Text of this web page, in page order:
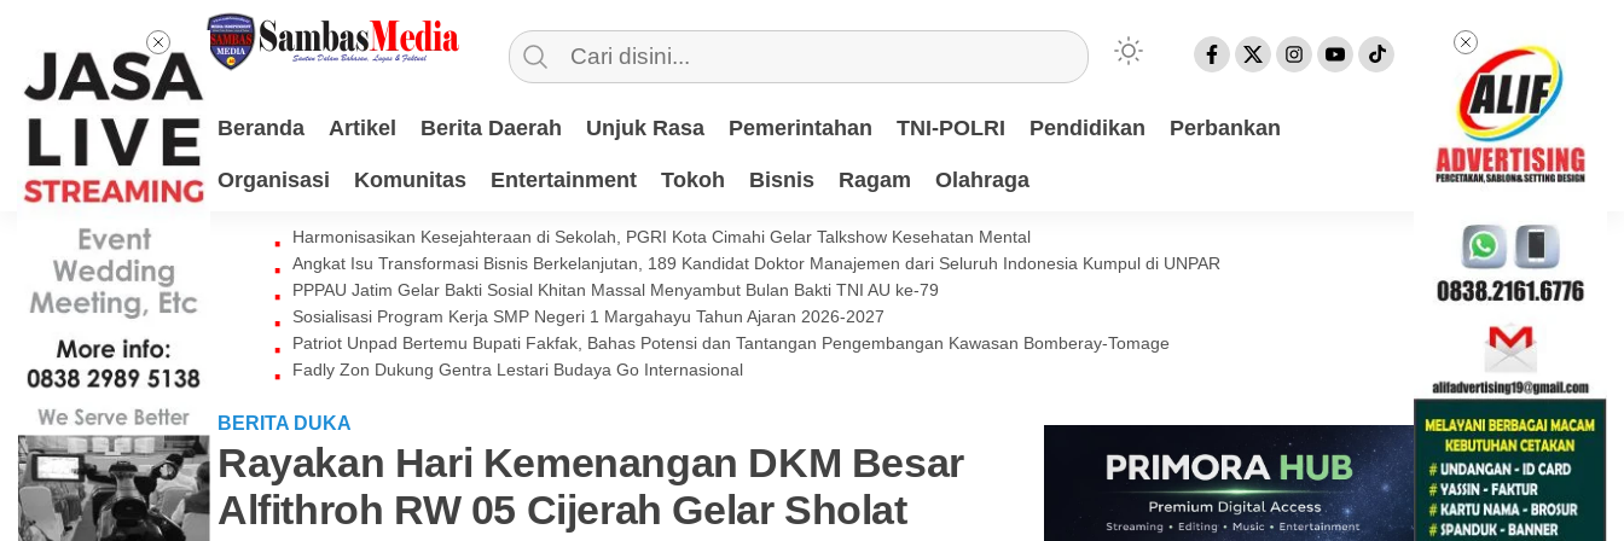
Beranda Artikel Berita Daerah Unjuk Rasa Pemerintahan TNI-POLRI Pendidikan Perbankan
Organisasi Komunitas Entertainment Tokoh Bisnis Ragam Olahraga
Harmonisasikan Kesejahteraan di Sekolah, PGRI Kota Cimahi Gelar Talkshow Kesehatan Mental
Angkat Isu Transformasi Bisnis Berkelanjutan, 189 Kandidat Doktor Manajemen dari Seluruh Indonesia Kumpul di UNPAR
PPPAU Jatim Gelar Bakti Sosial Khitan Massal Menyambut Bulan Bakti TNI AU ke-79
Sosialisasi Program Kerja SMP Negeri 1 Margahayu Tahun Ajaran 2026-2027
Patriot Unpad Bertemu Bupati Fakfak, Bahas Potensi dan Tantangan Pengembangan Kawasan Bomberay-Tomage
Fadly Zon Dukung Gentra Lestari Budaya Go Internasional
BERITA DUKA
Rayakan Hari Kemenangan DKM Besar
Alfithroh RW 05 Cijerah Gelar Sholat